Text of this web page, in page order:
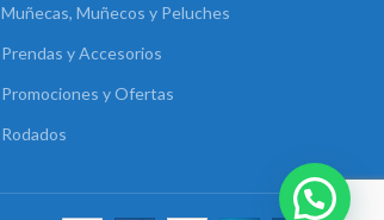
Muñecas, Muñecos y Peluches
Prendas y Accesorios
Promociones y Ofertas
Rodados